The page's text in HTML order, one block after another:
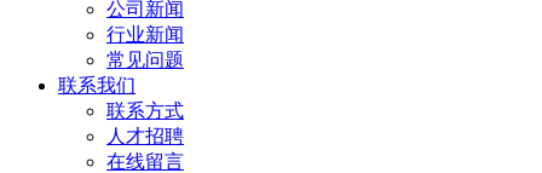
公司新闻
行业新闻
常见问题
联系我们
联系方式
人才招聘
在线留言